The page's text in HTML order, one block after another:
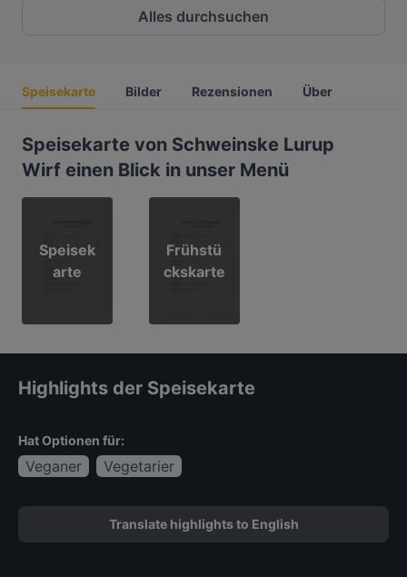
Alles durchsuchen
Speisekarte Bilder Rezensionen Über
Speisekarte von Schweinske Lurup
Wirf einen Blick in unser Menü
Speisek
arte
Frühstü
ckskarte
Highlights der Speisekarte
Hat Optionen für:
Veganer Vegetarier
Translate highlights to English